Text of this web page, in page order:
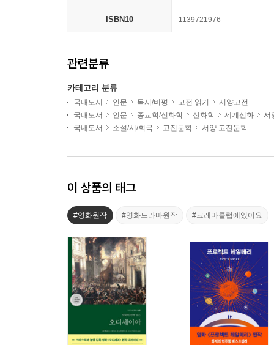
ISBN10 1139721976
관련분류
카테고리 분류
국내도서 인문 독서/비평 고전 읽기
서양고전
국내도서
인문 종교학/신화학 신화학 세계신화
서
국내도서
소설/시/희곡 고전문학 서양 고전문학
이 상품의 태그
#영화원작 #영화드라마원작 #크레마클럽에있어요